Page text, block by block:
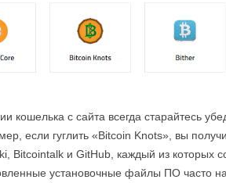
кошелька с сайта всегда старайтесь
если гуглить «Bitcoin Knots», вы
Bitcointalk и GitHub, каждый из которых
установочные файлы ПО часто